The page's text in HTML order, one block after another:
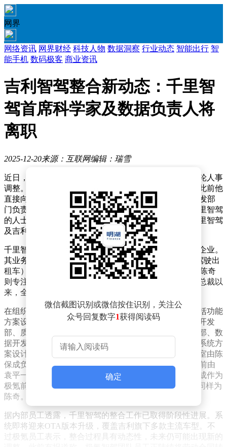
网界
网络资讯 网界财经 科技人物 数据洞察 行业动态 智能出行 智
能手机 数码极客 商业资讯
吉利智驾整合新动态：千里智
驾首席科学家及数据负责人将
离职
2025-12-20来源：互联网编辑：瑞雪
近日，有消息透露吉利旗下智能驾驶业务板块迎来新一轮人事
调整。千里智驾首席科学家袁平一（化名）即将离职，此前他
直接向千里智驾CTO杨沐汇报工作。与此同时，数据开发部
门负责人古道（化名）也已办理离职手续。尽管接近千里智驾
的人士称袁平一目前仍在人事系统内，但截至发稿，千里智驾
及吉利官方均未对此作出回应。
千里智驾是吉利、旷视与千里科技共同出资设立的合资企业。
其业务架构分为智能驾驶、智能座舱和Robotaxi（自动驾驶出
租车）三大核心板块，由CEO王军统筹全局，联席CEO陈奇
则专注于智驾业务管理。陈奇自2021年加入极氪担任副总裁以
来，全面主导了极氪智能驾驶技术的研发工作。
在组织架构方面，千里智驾下设12个二级技术部门，包括功能
方案设计部、平台开发部、地图开发管理部、持续集成开发
部、质量运营部、整车测试部、硬件评测部、算法开发部、数
据开发部、预研与技术开发部、技术专项与运营部以及系统方
案设计部。这些部门均向陈奇直接汇报。项目管理办公室由陈
保成负责，CTO办公室由杨沐管理，预研产品线部门此前由
袁平一负责（现处于交接阶段）。值得注意的是，陈保成作为
极氪前智驾负责人，在内部被称为"爵士"，其汇报对象同样为
陈奇。
据内部员工透露，千里智驾的整合工作已取得阶段性进展。系
统即将迎来OTA版本升级，覆盖吉利旗下多款主流车型。不
过极氪员工表示，整合过程具有动态性，未来仍可能出现新的
微信截图识别或微信按住识别，关注公
众号回复数字1获得阅读码
确定